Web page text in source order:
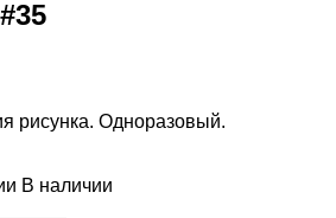
рисунка. Одноразовый.
В наличии